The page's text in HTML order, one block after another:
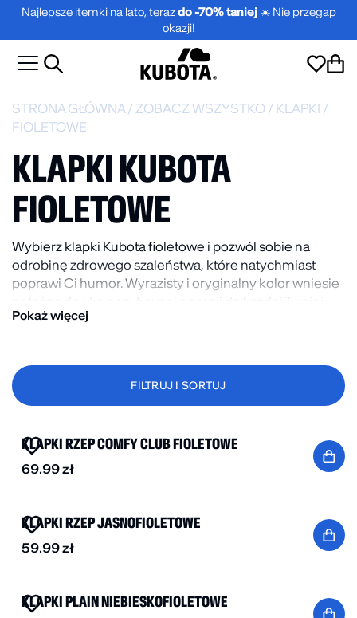
Najlepsze itemki na lato, terazdo -70% taniej☀️ Nie przegap
okazji!
STRONA GŁÓWNA / ZOBACZ WSZYSTKO / KLAPKI /
FIOLETOWE
KLAPKI KUBOTA
FIOLETOWE
Wybierz klapki Kubota fioletowe i pozwól sobie na
odrobinę zdrowego szaleństwa, które natychmiast
poprawi Ci humor. Wyrazisty i oryginalny kolor wniesie
stylizacji.
Pokaż więcej
FILTRUJ I SORTUJ
NOWOŚĆ
KLAPKI RZEP COMFY CLUB FIOLETOWE
69.99zł
KLAPKI RZEP JASNOFIOLETOWE
59.99zł
KLAPKI PLAIN NIEBIESKOFIOLETOWE